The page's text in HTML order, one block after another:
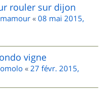
rouler sur dijon
« 08 mai 2015,
vigne
« 27 févr. 2015,